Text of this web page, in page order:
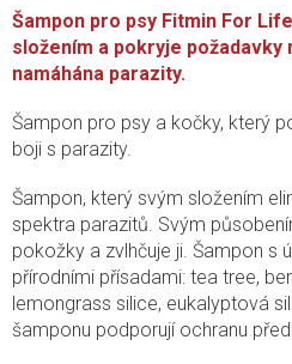
Šampon pro psy Fitmin For
složením a pokryje
namáhána parazity.
Šampon pro psy a kočky, který
boji s parazity.
Šampon, který svým složením
spektra parazitů. Svým
pokožky a zvlhčuje ji. Šampon s
přírodními přísadami: tea tree,
lemongrass silice, eukalyptová
šamponu podporují ochranu